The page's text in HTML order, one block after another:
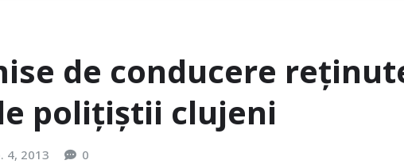
de conducere
poliţiştii clujeni
4, 2013 0